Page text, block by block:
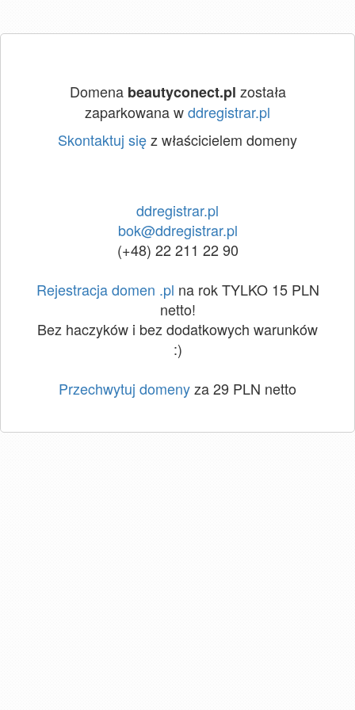
Domena beautyconect.pl została
zaparkowana wddregistrar.pl
Skontaktuj sięz właścicielem domeny
ddregistrar.pl
bok@ddregistrar.pl
(+48) 22 211 22 90
Rejestracja domen .pl na rok TYLKO 15 PLN
netto!
Bez haczyków i bez dodatkowych warunków
:)
Przechwytuj domenyza 29 PLN netto